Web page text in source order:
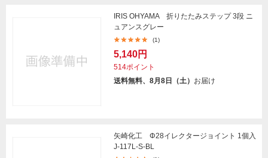
IRIS OHYAMA 折りたたみステップ 3段 ニ
ュアンスグレー
(1)
5,140円
514ポイント
送料無料、8月8日（土） お届け
矢崎化工 Φ28イレクタージョイント 1個入
J-117L-S-BL